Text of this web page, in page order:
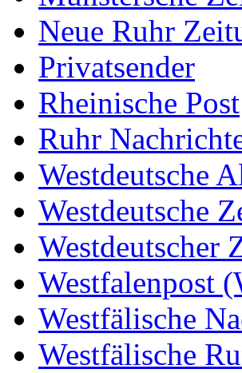
Neue Ruhr
Privatsender
Rheinische Post
Ruhr
Westdeutsche
Westdeutsche
Westdeutscher
Westfalenpost
Westfälische
Westfälische